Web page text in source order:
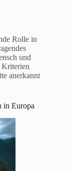
Rolle in
und
Kriterien
anerkannt
in Europa